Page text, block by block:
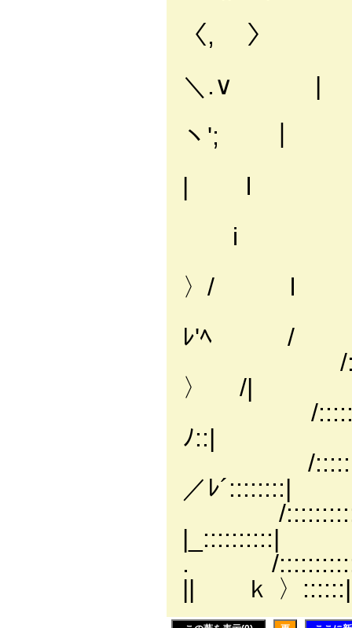
〈, 〉
＼.∨ |
ヽ'; ｜
| l
i
〉/ l
ﾚ'ﾍ /
/
〉 /|
/
ﾉ::|
/
／ﾚ´::::::::|
/
|_::::::::::|
. /
|| ｋ 〉::::::|